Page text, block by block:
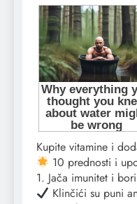
Kupite vitamine i
10 prednosti i
1. Jača imunitet i
Klinčići su puni